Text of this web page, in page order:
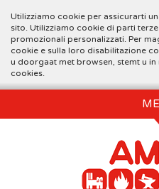
Utilizziamo cookie per assicurarti
sito. Utilizziamo cookie di parti
promozionali personalizzati. Per
cookie e sulla loro disabilitazione
u doorgaat met browsen, stemt u in
cookies.